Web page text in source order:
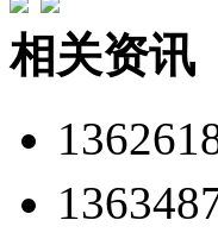
相关资讯